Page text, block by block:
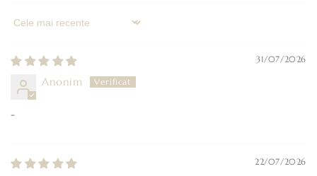
Sort by
31/07/2026
Anonim
-
22/07/2026